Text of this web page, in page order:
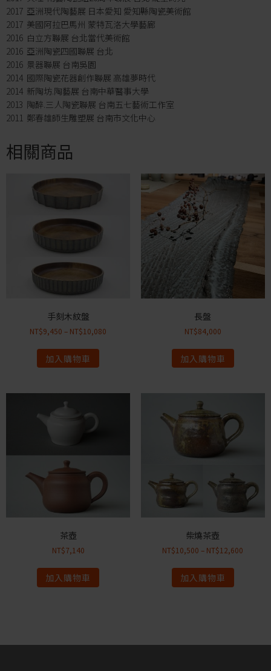
2017 亞洲現代陶藝展 日本愛知 愛知縣陶瓷美術館
2017 美國阿拉巴馬州 蒙特瓦洛大學藝廊
2016 白立方聯展 台北當代美術館
2016 亞洲陶瓷四國聯展 台北
2016 景器聯展 台南吳園
2014 國際陶瓷花器創作聯展 高雄夢時代
2014 新陶坊.陶藝展 台南中華醫事大學
2013 陶醉.三人陶瓷聯展 台南五七藝術工作室
2011 鄭春雄師生雕塑展 台南市文化中心
相關商品
手刻木紋盤
NT$9,450 – NT$10,080
加入購物車
長盤
NT$84,000
加入購物車
茶壺
NT$7,140
加入購物車
柴燒茶壺
NT$10,500 – NT$12,600
加入購物車